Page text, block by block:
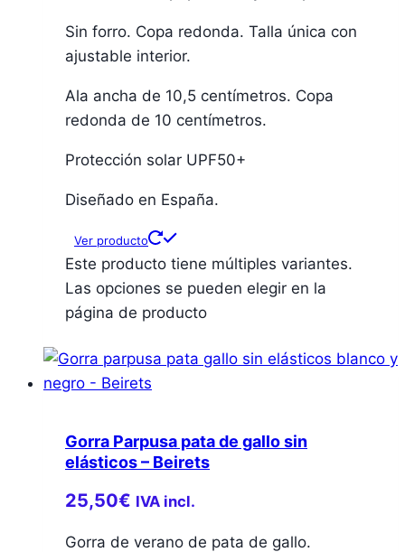
Sin forro. Copa redonda. Talla única con
ajustable interior.
Ala ancha de 10,5 centímetros. Copa
redonda de 10 centímetros.
Protección solar UPF50+
Diseñado en España.
Ver producto
Este producto tiene múltiples variantes.
Las opciones se pueden elegir en la
página de producto
Gorra Parpusa pata de gallo sin
elásticos – Beirets
25,50€ IVA incl.
Gorra de verano de pata de gallo.